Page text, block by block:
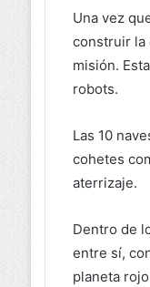
Una vez
construir la
misión.
robots.
Las 10
cohetes
aterrizaje.
Dentro de
entre sí,
planeta